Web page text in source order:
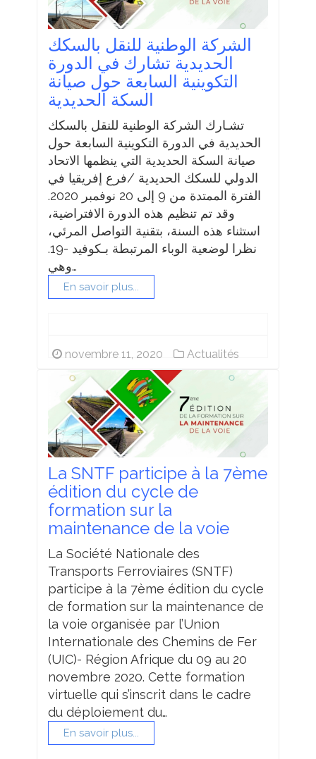
الشركة الوطنية للنقل بالسكك
الحديدية تشارك في الدورة
التكوينية السابعة حول صيانة
السكة الحديدية
تشـارك الشركة الوطنية للنقل بالسكك
الحديدية في الدورة التكوينية السابعة حول
صيانة السكة الحديدية التي ينظمها الاتحاد
الدولي للسكك الحديدية /فرع إفريقيا في
الفترة الممتدة من 9 إلى 20 نوفمبر 2020.
وقد تم تنظيم هذه الدورة الافتراضية،
استثناء هذه السنة، بتقنية التواصل المرئي،
نظرا لوضعية الوباء المرتبطة بـكوفيد -19.
وهي…
En savoir plus...
novembre 11, 2020 Actualités
La SNTF participe à la 7ème
édition du cycle de
formation sur la
maintenance de la voie
La Société Nationale des
Transports Ferroviaires (SNTF)
participe à la 7ème édition du cycle
de formation sur la maintenance de
la voie organisée par l’Union
Internationale des Chemins de Fer
(UIC)- Région Afrique du 09 au 20
novembre 2020. Cette formation
virtuelle qui s’inscrit dans le cadre
du déploiement du…
En savoir plus...